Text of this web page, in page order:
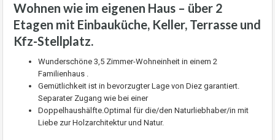
Wohnen wie im eigenen Haus – über 2
Etagen mit Einbauküche, Keller, Terrasse und
Kfz-Stellplatz.
Wunderschöne 3,5 Zimmer-Wohneinheit in einem 2
Familienhaus .
Gemütlichkeit ist in bevorzugter Lage von Diez garantiert.
Separater Zugang wie bei einer
Doppelhaushälfte.Optimal für die/den Naturliebhaber/in mit
Liebe zur Holzarchitektur und Natur.